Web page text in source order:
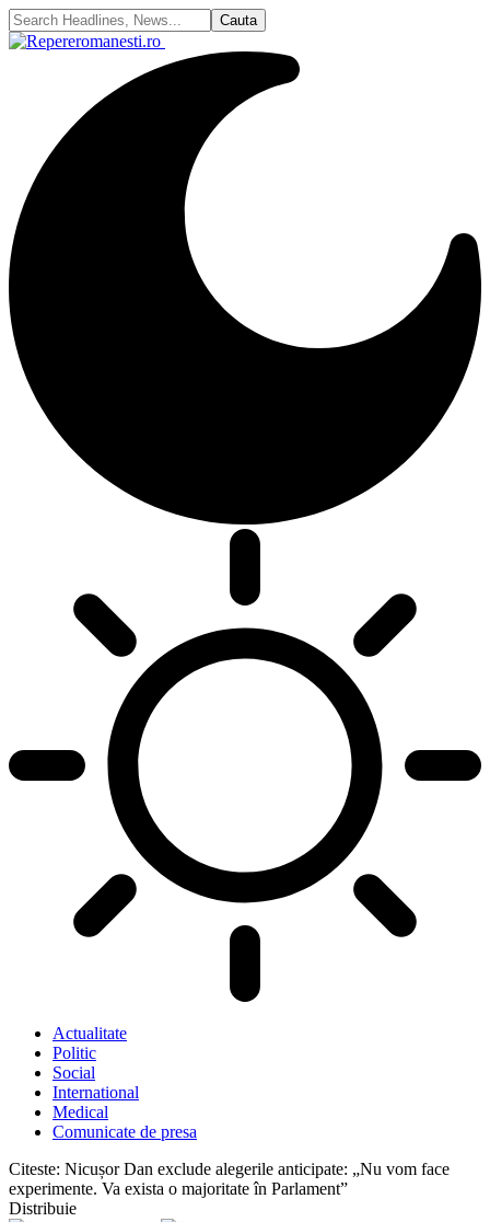
Actualitate
Politic
Social
International
Medical
Comunicate de presa
Citeste: Nicușor Dan exclude alegerile anticipate: „Nu vom face
experimente. Va exista o majoritate în Parlament”
Distribuie